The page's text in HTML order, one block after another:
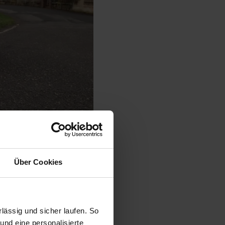
Über Cookies
und sicher laufen. So
eine personalisierte
ein wenig an die vier Ringe
und Kanten,